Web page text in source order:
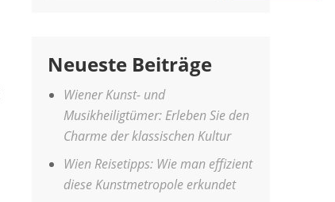
Neueste Beiträge
Wiener Kunst- und
Musikheiligtümer: Erleben Sie den
Charme der klassischen Kultur
Wien Reisetipps: Wie man effizient
diese Kunstmetropole erkundet